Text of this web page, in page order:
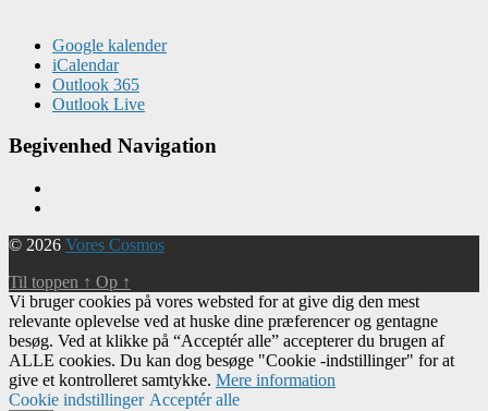
Google kalender
iCalendar
Outlook 365
Outlook Live
Begivenhed Navigation
© 2026 Vores Cosmos
Til toppen ↑ Op ↑
Vi bruger cookies på vores websted for at give dig den mest
relevante oplevelse ved at huske dine præferencer og gentagne
besøg. Ved at klikke på “Acceptér alle” accepterer du brugen af ​​
ALLE cookies. Du kan dog besøge "Cookie -indstillinger" for at
give et kontrolleret samtykke. Mere information
Cookie indstillinger Acceptér alle